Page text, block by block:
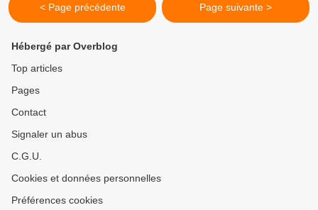
< Page précédente Page suivante >
Hébergé par Overblog
Top articles
Pages
Contact
Signaler un abus
C.G.U.
Cookies et données personnelles
Préférences cookies